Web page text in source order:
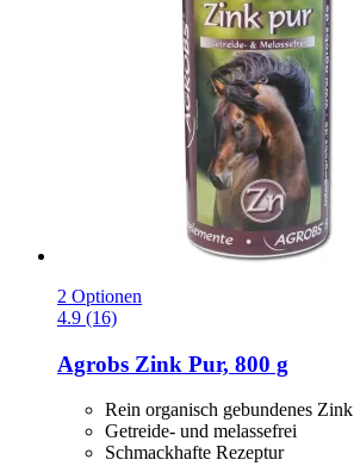
2 Optionen
4.9 (16)
Agrobs Zink Pur, 800 g
Rein organisch gebundenes Zink
Getreide- und melassefrei
Schmackhafte Rezeptur